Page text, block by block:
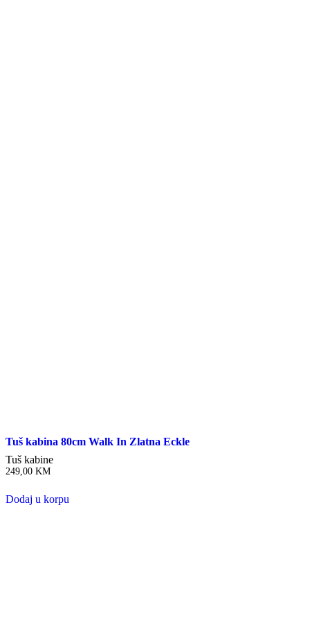
Tuš kabina 80cm Walk In Zlatna Eckle
Tuš kabine
249,00 KM
Dodaj u korpu